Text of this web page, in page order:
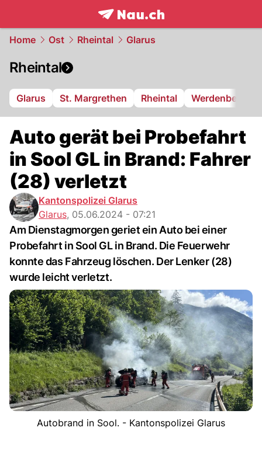
frontpage.NAU.ch
Home Ost Rheintal Glarus
Rheintal
Glarus St. Margrethen Rheintal Werdenberg
Auto gerät bei Probefahrt
in Sool GL in Brand: Fahrer
(28) verletzt
Kantonspolizei Glarus
Glarus, 05.06.2024 - 07:21
Am Dienstagmorgen geriet ein Auto bei einer
Probefahrt in Sool GL in Brand. Die Feuerwehr
konnte das Fahrzeug löschen. Der Lenker (28)
wurde leicht verletzt.
Autobrand in Sool. - Kantonspolizei Glarus